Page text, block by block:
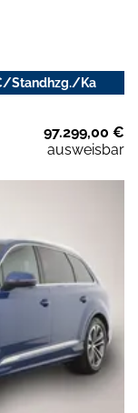
Standhzg./Ka
97.299,00 €
ausweisbar